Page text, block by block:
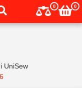
0 0
UniSew